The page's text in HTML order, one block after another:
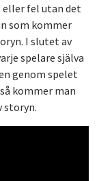
eller fel utan det
som kommer
I slutet av
spelare själva
genom spelet
kommer man
storyn.